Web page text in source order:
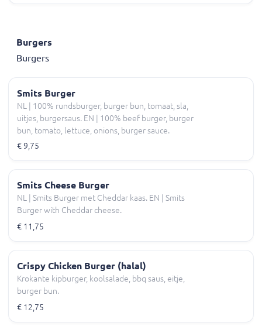
Burgers
Burgers
Smits Burger
NL | 100% rundsburger, burger bun, tomaat, sla,
uitjes, burgersaus. EN | 100% beef burger, burger
bun, tomato, lettuce, onions, burger sauce.
€ 9,75
Smits Cheese Burger
NL | Smits Burger met Cheddar kaas. EN | Smits
Burger with Cheddar cheese.
€ 11,75
Crispy Chicken Burger (halal)
Krokante kipburger, koolsalade, bbq saus, eitje,
burger bun.
€ 12,75